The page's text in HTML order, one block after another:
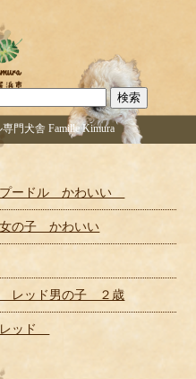
門犬舎 Famille Kimura
ードル かわいい
の子 かわいい
レッド男の子 ２歳
ッド